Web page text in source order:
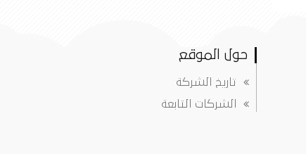
حول الموقع
تاريخ الشركة
الشركات التابعة